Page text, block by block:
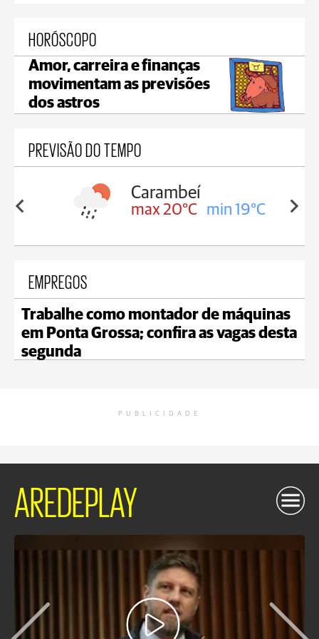
HORÓSCOPO
Amor, carreira e finanças
movimentam as previsões
dos astros
PREVISÃO DO TEMPO
19°C
Carambeí
max 20°C min 19°C
EMPREGOS
Trabalhe como montador de máquinas
em Ponta Grossa; confira as vagas desta
segunda
PUBLICIDADE
AREDEPLAY